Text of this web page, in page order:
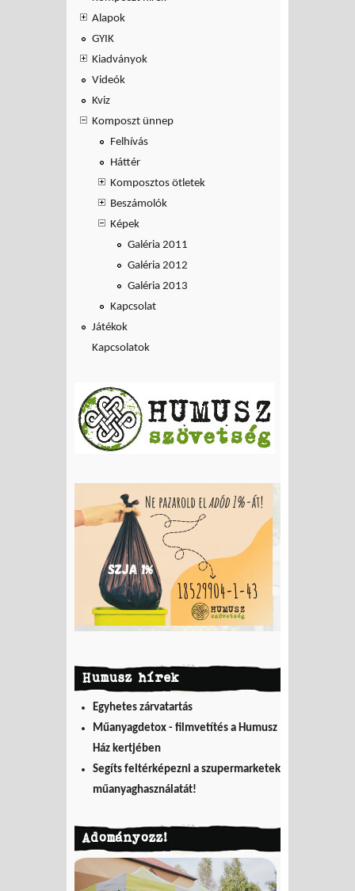
Alapok
GYIK
Kiadványok
Videók
Kviz
Komposzt ünnep
Felhívás
Háttér
Komposztos ötletek
Beszámolók
Képek
Galéria 2011
Galéria 2012
Galéria 2013
Kapcsolat
Játékok
Kapcsolatok
Humusz hírek
Egyhetes zárvatartás
Műanyagdetox - filmvetítés a Humusz
Ház kertjében
Segíts feltérképezni a szupermarketek
műanyaghasználatát!
Adományozz!